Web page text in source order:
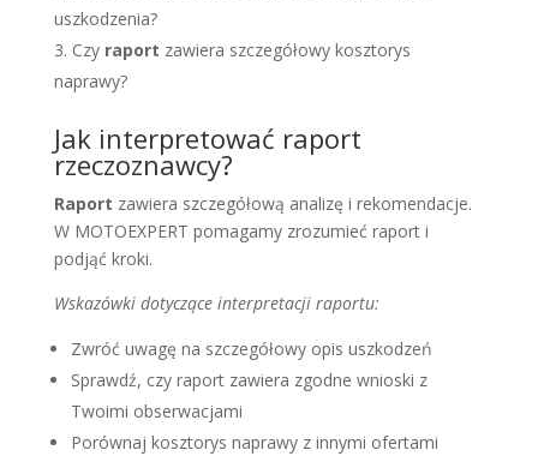
uszkodzenia?
Czy raport zawiera szczegółowy kosztorys
naprawy?
Jak interpretować raport
rzeczoznawcy?
Raport zawiera szczegółową analizę i rekomendacje.
W MOTOEXPERT pomagamy zrozumieć raport i
podjąć kroki.
Wskazówki dotyczące interpretacji raportu:
Zwróć uwagę na szczegółowy opis uszkodzeń
Sprawdź, czy raport zawiera zgodne wnioski z
Twoimi obserwacjami
Porównaj kosztorys naprawy z innymi ofertami